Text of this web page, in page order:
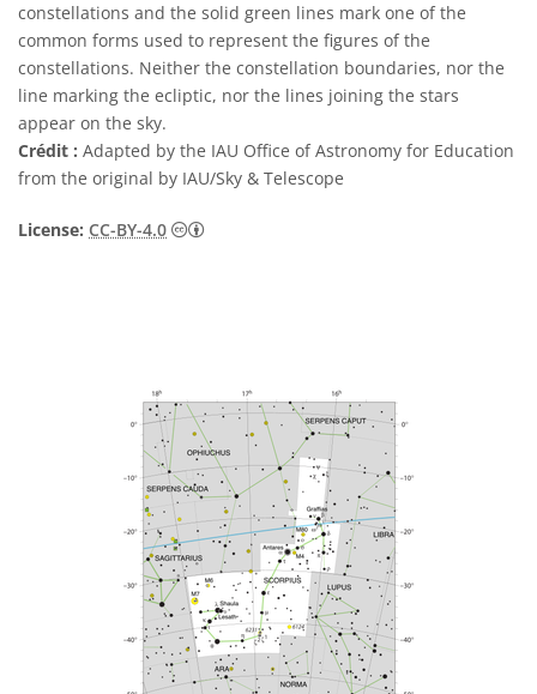
constellations and the solid green lines mark one of the
common forms used to represent the figures of the
constellations. Neither the constellation boundaries, nor the
line marking the ecliptic, nor the lines joining the stars
appear on the sky.
Crédit : Adapted by the IAU Office of Astronomy for Education
from the original by IAU/Sky & Telescope
License: CC-BY-4.0 Creative Commons (CC) Attribution 4.0